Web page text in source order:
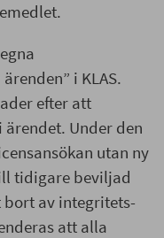
i KLAS.
efter att
Under den
utan ny
tidigare beviljad
bort av integritets-
att alla